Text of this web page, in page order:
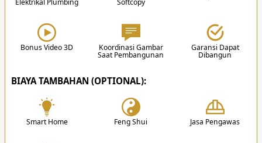
3. Desain
Setelah proposal disetujui, team akan memulai
proses mendesain sesuai hasil diskusi.
Elektrikal Plumbing Softcopy
Bonus Video 3D Koordinasi Gambar
Saat Pembangunan
Garansi Dapat
Dibangun
BIAYA TAMBAHAN (OPTIONAL):
Smart Home Feng Shui Jasa Pengawas